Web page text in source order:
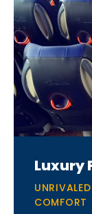
Luxury
UNRIVALED
COMFORT